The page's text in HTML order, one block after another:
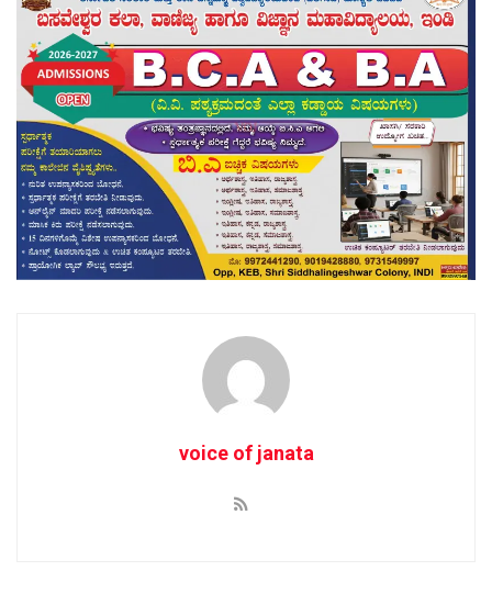
voice of janata